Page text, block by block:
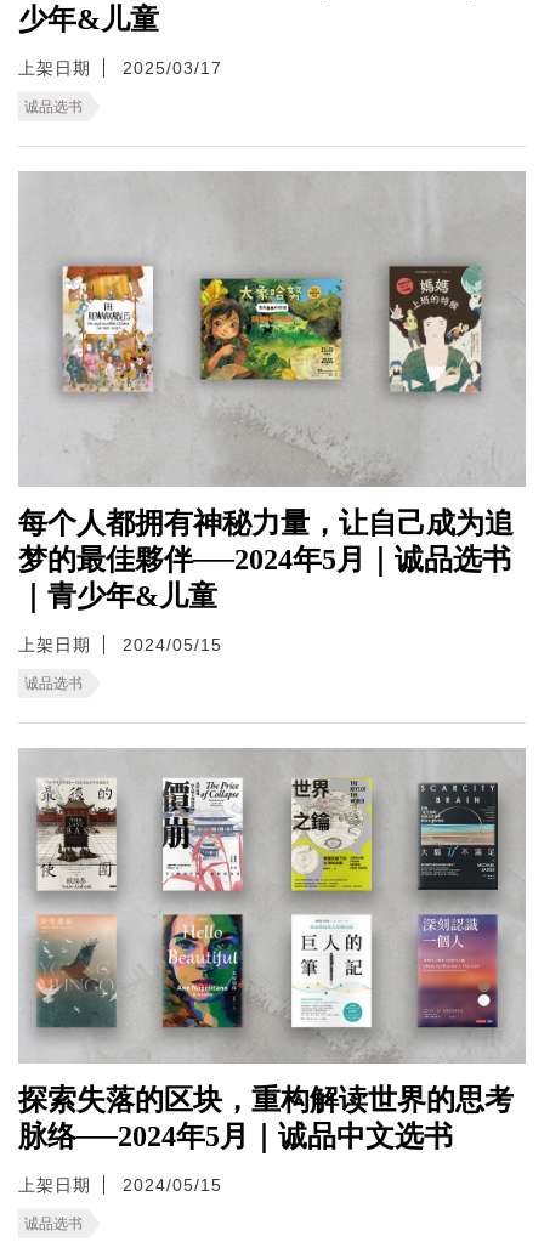
少年&儿童
上架日期 2025/03/17
诚品选书
每个人都拥有神秘力量，让自己成为追
梦的最佳夥伴──2024年5月｜诚品选书
｜青少年&儿童
上架日期 2024/05/15
诚品选书
探索失落的区块，重构解读世界的思考
脉络──2024年5月｜诚品中文选书
上架日期 2024/05/15
诚品选书